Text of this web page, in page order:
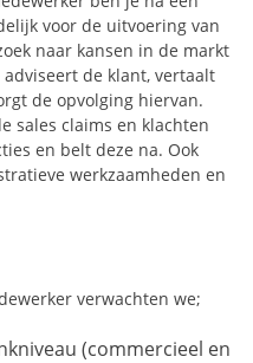
voor de uitvoering van
naar kansen in de markt
de klant, vertaalt
de opvolging hiervan.
sales claims en klachten
en belt deze na. Ook
werkzaamheden en
verwachten we;
(commercieel en